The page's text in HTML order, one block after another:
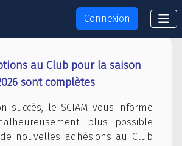
Connexion
au Club pour la saison
sont complètes
succès, le SCIAM vous informe
plus possible
nouvelles adhésions au Club